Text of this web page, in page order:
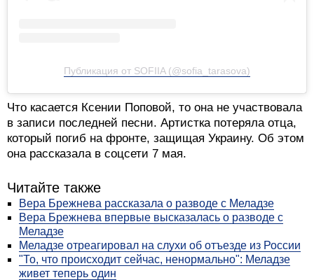
Публикация от SOFIIA (@sofia_tarasova)
Что касается Ксении Поповой, то она не участвовала
в записи последней песни. Артистка потеряла отца,
который погиб на фронте, защищая Украину. Об этом
она рассказала в соцсети 7 мая.
Читайте также
Вера Брежнева рассказала о разводе с Меладзе
Вера Брежнева впервые высказалась о разводе с
Меладзе
Меладзе отреагировал на слухи об отъезде из России
"То, что происходит сейчас, ненормально": Меладзе
живет теперь один